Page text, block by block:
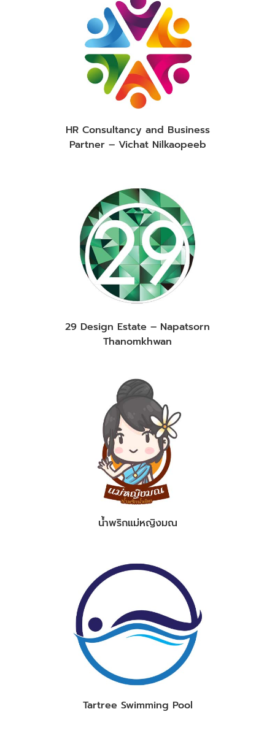
HR Consultancy and Business
Partner – Vichat Nilkaopeeb
29 Design Estate – Napatsorn
Thanomkhwan
น้ำพริกแม่หญิงมณ
Tartree Swimming Pool